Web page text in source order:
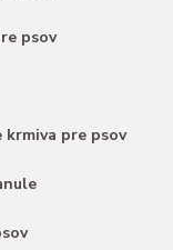
psov
krmiva pre psov